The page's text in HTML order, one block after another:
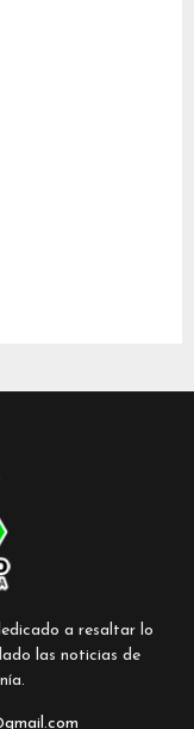
a resaltar lo
las noticias de